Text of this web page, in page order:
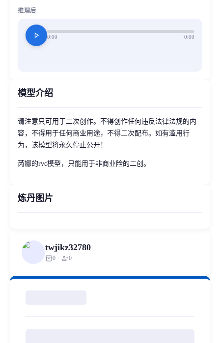
推理后
play_arrow 0:00 0:00
模型介绍
请注意只可用于二次创作。不得创作任何违反法律法规的内
容，不得用于任何商业用途，不得二次配布。如有滥用行
为，该模型将永久停止公开！
芮娜的rvc模型，只能用于非商业险的二创。
炼丹图片
twjikz32780
inventory_20 person_add0